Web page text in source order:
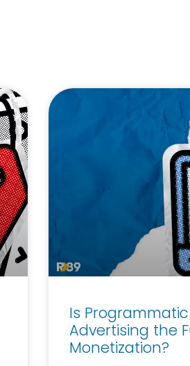
Is
Advertising the
Monetization?